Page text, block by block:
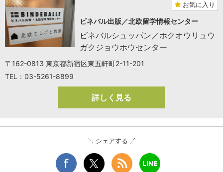
お気に入り
ビネバル出版／北欧留学情報センター
ビネバルシュッパン／ホクオウリュウ
ガクジョウホウセンター
〒162-0813 東京都新宿区東五軒町2-11-201
TEL：03-5261-8899
詳しく見る
シェアする